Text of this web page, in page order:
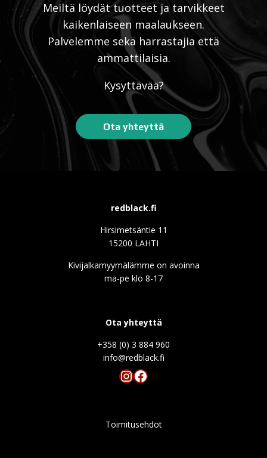
Meiltä löydät tuotteet ja tarvikkeet
kaikenlaiseen maalaukseen.
Palvelemme sekä harrastajia että
ammattilaisia.
Kysyttävää?
Ota yhteyttä
redblack.fi
Hirsimetsäntie 11
15200 LAHTI
Kivijalkamyymälämme on avoinna
ma-pe klo 8-17
Ota yhteyttä
+358 (0) 3 884 960
info@redblack.f
Instagram
Facebook
Toimitusehdot